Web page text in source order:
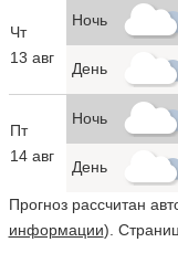
Чт
13 авг
Ночь
День
Пт
14 авг
Ночь
День
Прогноз рассчитан
информации).